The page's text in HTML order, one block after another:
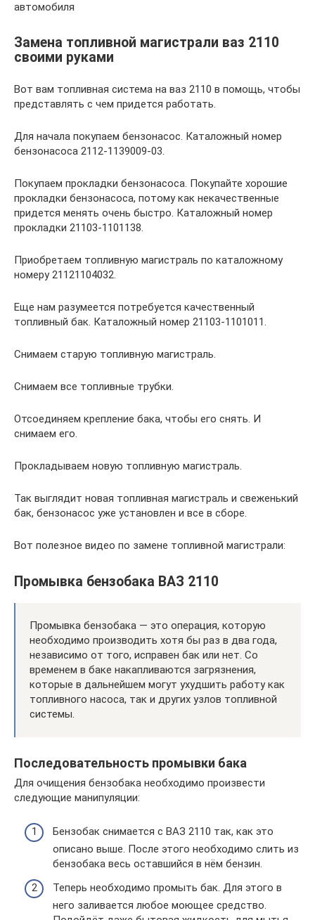
автомобиля
Замена топливной магистрали ваз 2110
своими руками
Вот вам топливная система на ваз 2110 в помощь, чтобы
представлять с чем придется работать.
Для начала покупаем бензонасос. Каталожный номер
бензонасоса 2112-1139009-03.
Покупаем прокладки бензонасоса. Покупайте хорошие
прокладки бензонасоса, потому как некачественные
придется менять очень быстро. Каталожный номер
прокладки 21103-1101138.
Приобретаем топливную магистраль по каталожному
номеру 21121104032.
Еще нам разумеется потребуется качественный
топливный бак. Каталожный номер 21103-1101011.
Снимаем старую топливную магистраль.
Снимаем все топливные трубки.
Отсоединяем крепление бака, чтобы его снять. И
снимаем его.
Прокладываем новую топливную магистраль.
Так выглядит новая топливная магистраль и свеженький
бак, бензонасос уже установлен и все в сборе.
Вот полезное видео по замене топливной магистрали:
Промывка бензобака ВАЗ 2110
Промывка бензобака — это операция, которую
необходимо производить хотя бы раз в два года,
независимо от того, исправен бак или нет. Со
временем в баке накапливаются загрязнения,
которые в дальнейшем могут ухудшить работу как
топливного насоса, так и других узлов топливной
системы.
Последовательность промывки бака
Для очищения бензобака необходимо произвести
следующие манипуляции:
Бензобак снимается с ВАЗ 2110 так, как это
описано выше. После этого необходимо слить из
бензобака весь оставшийся в нём бензин.
Теперь необходимо промыть бак. Для этого в
него заливается любое моющее средство.